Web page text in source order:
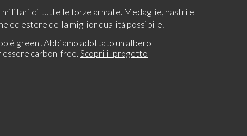
di tutte le forze armate. Medaglie, nastri e
ed estere della miglior qualità possibile.
è green! Abbiamo adottato un albero
essere carbon-free.Scopri il progetto